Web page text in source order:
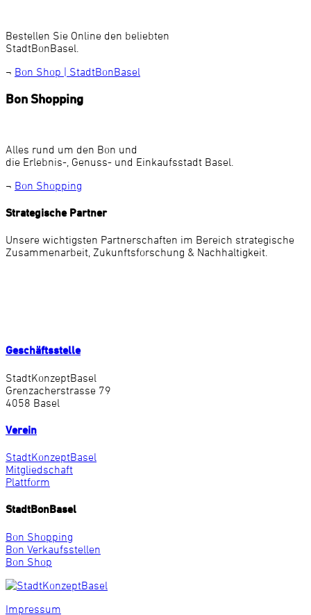
Bestellen Sie Online den beliebten
StadtBonBasel.
¬ Bon Shop | StadtBonBasel
Bon Shopping
Alles rund um den Bon und
die Erlebnis-, Genuss- und Einkaufsstadt Basel.
¬ Bon Shopping
Strategische Partner
Unsere wichtigsten Partnerschaften im Bereich strategische
Zusammenarbeit, Zukunftsforschung & Nachhaltigkeit.
Geschäftsstelle
StadtKonzeptBasel
Grenzacherstrasse 79
4058 Basel
Verein
StadtKonzeptBasel
Mitgliedschaft
Plattform
StadtBonBasel
Bon Shopping
Bon Verkaufsstellen
Bon Shop
Impressum